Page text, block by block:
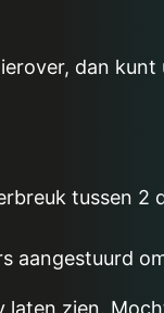
dan
tussen
aangestuurd